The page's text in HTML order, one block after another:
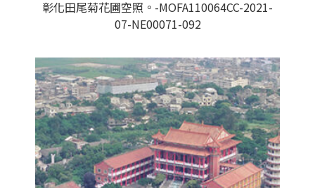
彰化田尾菊花圃空照。-MOFA110064CC-2021-
07-NE00071-092